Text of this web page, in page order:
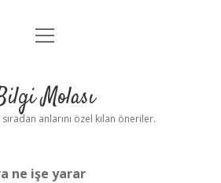
Anasayfa
Yasal Uyarı
menüyü
Molası
anlarını özel kılan öneriler.
ne işe yarar